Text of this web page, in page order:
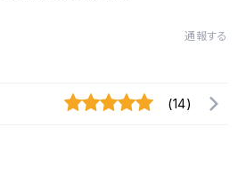
通報する
(14)